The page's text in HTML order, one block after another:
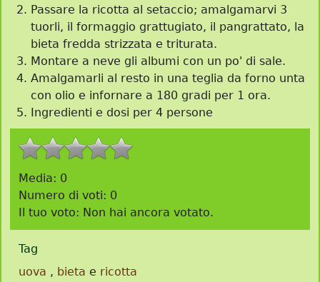
Passare la ricotta al setaccio; amalgamarvi 3
tuorli, il formaggio grattugiato, il pangrattato, la
bieta fredda strizzata e triturata.
Montare a neve gli albumi con un po' di sale.
Amalgamarli al resto in una teglia da forno unta
con olio e infornare a 180 gradi per 1 ora.
Ingredienti e dosi per 4 persone
Media: 0
Numero di voti: 0
Il tuo voto: Non hai ancora votato.
Tag
uova , bieta e ricotta